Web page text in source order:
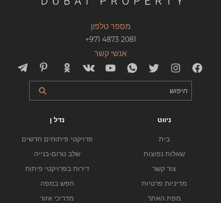
מספר טלפון
+971 4873 2081
אנשי קשר
ניווט
בית
שאלות נפוצות
צור קשר
מדיניות פרטיות
מפת האתר
נדל ן
פרויקטי פיתוחים חדשים
שלב טרום-בנייה
דירות בפרויקטי פיתוח
חפש במפה
מדריכי אזור